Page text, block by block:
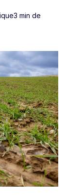
3 min de